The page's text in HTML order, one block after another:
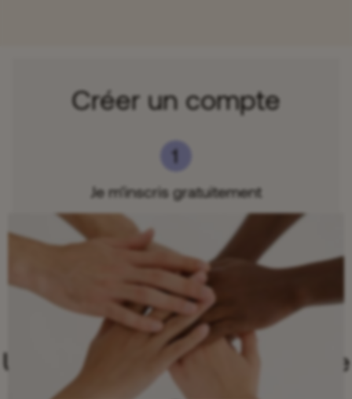
Créer un compte
Je m'inscris gratuitement
J'accède à la communauté
et aux ressources
Une communauté d’entraide
100% gratuite